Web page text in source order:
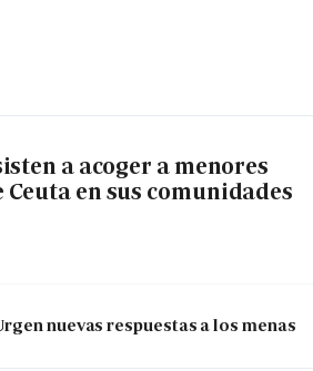
a acoger a menores
en sus comunidades
nuevas respuestas a los menas